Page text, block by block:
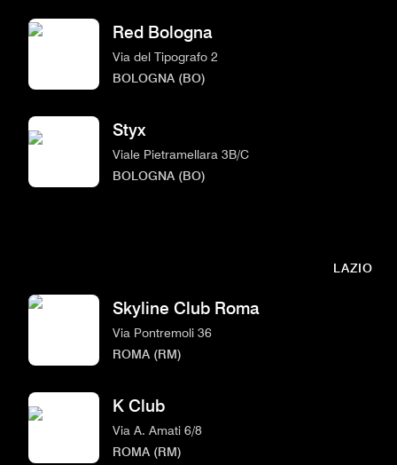
Red Bologna
Via del Tipografo 2
BOLOGNA (BO)
Styx
Viale Pietramellara 3B/C
BOLOGNA (BO)
LAZIO
Skyline Club Roma
Via Pontremoli 36
ROMA (RM)
K Club
Via A. Amati 6/8
ROMA (RM)